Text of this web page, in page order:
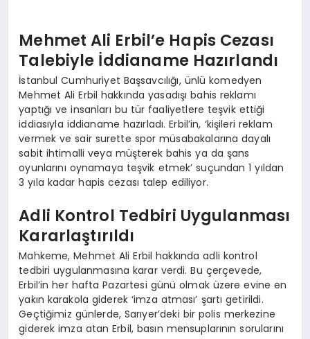
Mehmet Ali Erbil’e Hapis Cezası
Talebiyle İddianame Hazırlandı
İstanbul Cumhuriyet Başsavcılığı, ünlü komedyen
Mehmet Ali Erbil hakkında yasadışı bahis reklamı
yaptığı ve insanları bu tür faaliyetlere teşvik ettiği
iddiasıyla iddianame hazırladı. Erbil’in, ‘kişileri reklam
vermek ve sair surette spor müsabakalarına dayalı
sabit ihtimalli veya müşterek bahis ya da şans
oyunlarını oynamaya teşvik etmek’ suçundan 1 yıldan
3 yıla kadar hapis cezası talep ediliyor.
Adli Kontrol Tedbiri Uygulanması
Kararlaştırıldı
Mahkeme, Mehmet Ali Erbil hakkında adli kontrol
tedbiri uygulanmasına karar verdi. Bu çerçevede,
Erbil’in her hafta Pazartesi günü olmak üzere evine en
yakın karakola giderek ‘imza atması’ şartı getirildi.
Geçtiğimiz günlerde, Sarıyer’deki bir polis merkezine
giderek imza atan Erbil, basın mensuplarının sorularını